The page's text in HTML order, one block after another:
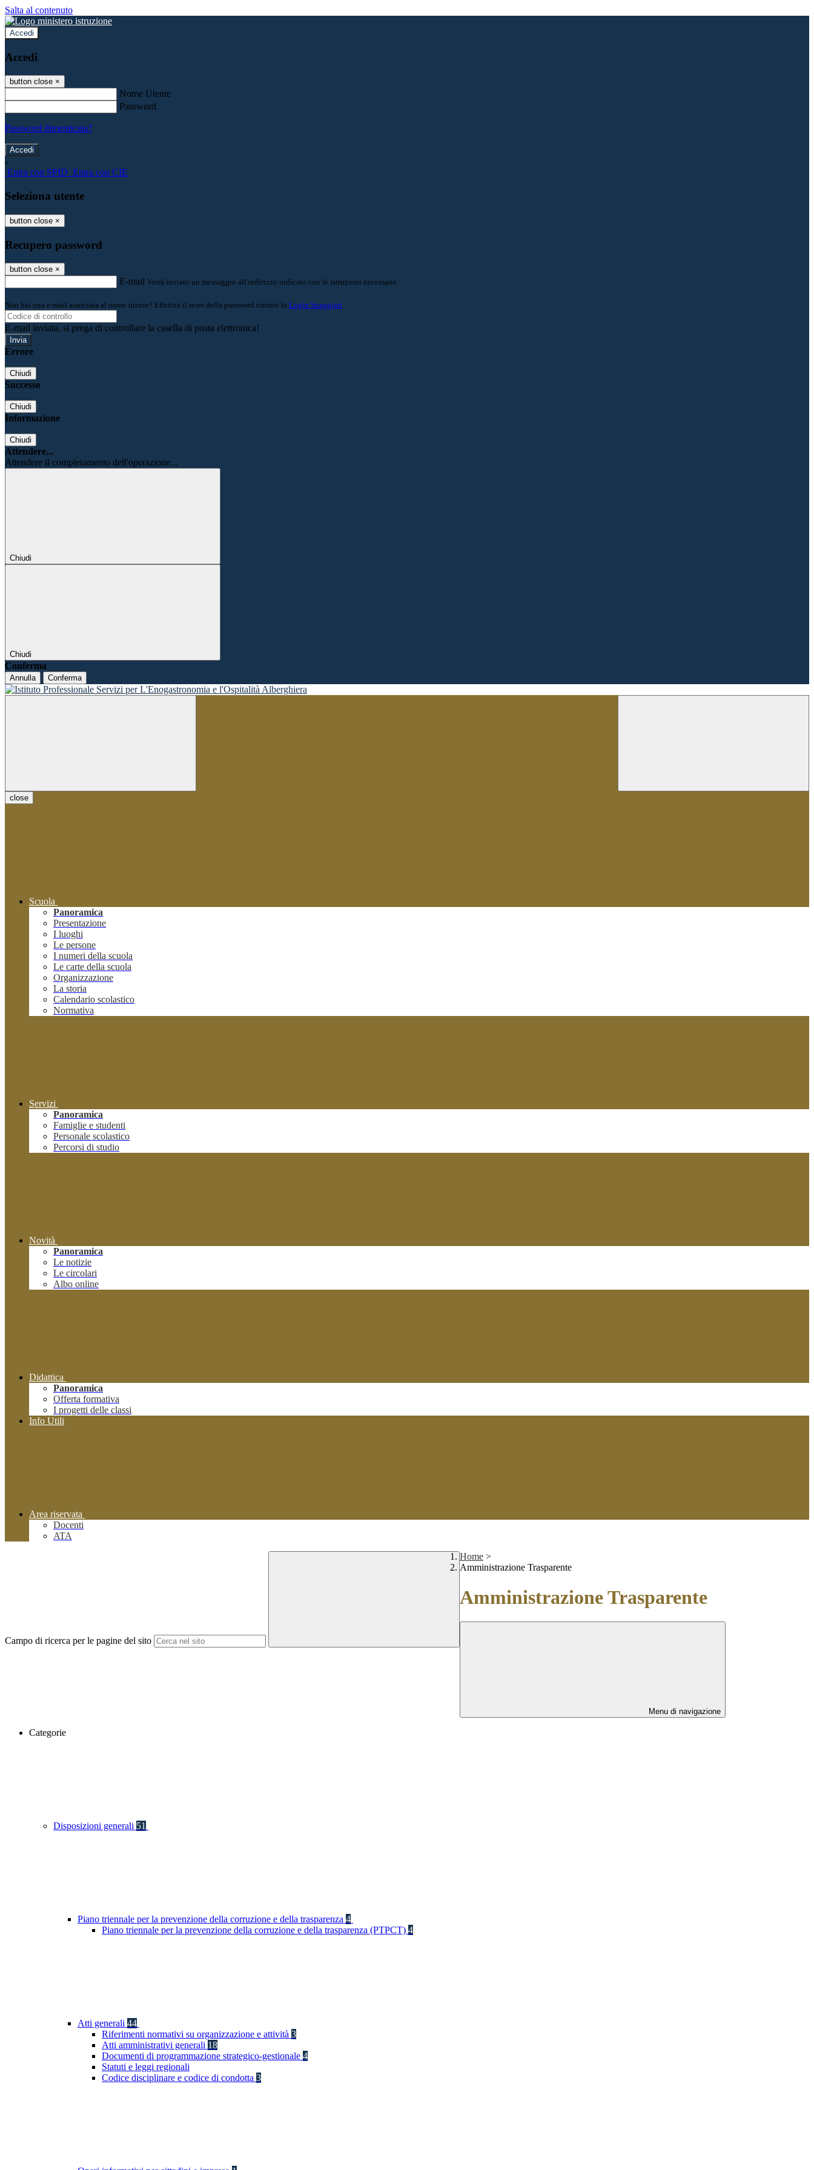
Salta al contenuto
Accedi
Accedi
button close ×
Nome Utente
Password
Password dimenticata?
-
Entra con SPID Entra con CIE
Seleziona utente
button close ×
Recupero password
button close ×
E-mail Verrà inviato un messaggio all'indirizzo indicato con le istruzioni necessarie.
Non hai una e-mail associata al nome utente? Effettua il reset della password tramite la Login Spaggiari
E-mail inviata, si prega di controllare la casella di posta elettronica!
Errore
Chiudi
Successo
Chiudi
Informazione
Chiudi
Attendere...
Attendere il completamento dell'operazione...
Chiudi
Chiudi
Conferma
Annulla Conferma
close
Scuola
Panoramica
Presentazione
I luoghi
Le persone
I numeri della scuola
Le carte della scuola
Organizzazione
La storia
Calendario scolastico
Normativa
Servizi
Panoramica
Famiglie e studenti
Personale scolastico
Percorsi di studio
Novità
Panoramica
Le notizie
Le circolari
Albo online
Didattica
Panoramica
Offerta formativa
I progetti delle classi
Info Utili
Area riservata
Docenti
ATA
Campo di ricerca per le pagine del sito
Home >
Amministrazione Trasparente
Amministrazione Trasparente
Menu di navigazione
Categorie
Disposizioni generali 51
Piano triennale per la prevenzione della corruzione e della trasparenza 4
Piano triennale per la prevenzione della corruzione e della trasparenza (PTPCT) 4
Atti generali 44
Riferimenti normativi su organizzazione e attività 3
Atti amministrativi generali 18
Documenti di programmazione strategico-gestionale 4
Statuti e leggi regionali
Codice disciplinare e codice di condotta 3